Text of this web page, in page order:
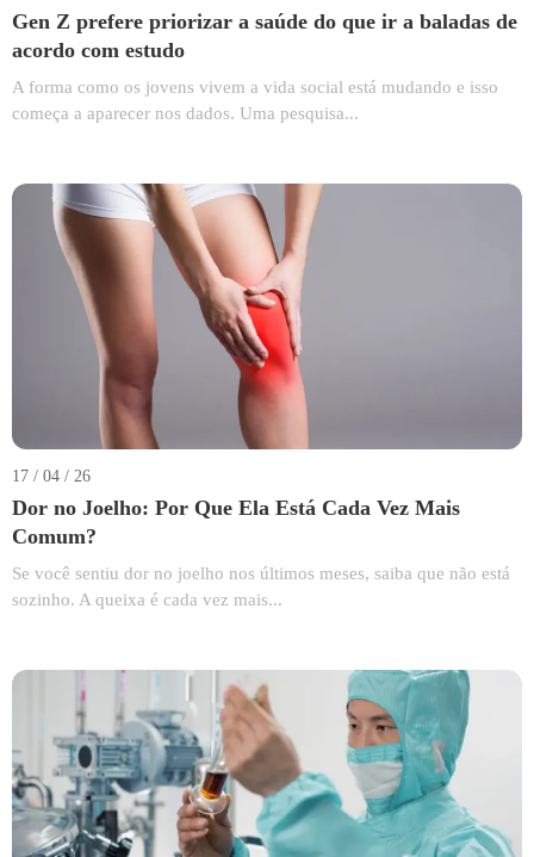
Gen Z prefere priorizar a saúde do que ir a baladas de
acordo com estudo
A forma como os jovens vivem a vida social está mudando e isso
começa a aparecer nos dados. Uma pesquisa...
17 / 04 / 26
Dor no Joelho: Por Que Ela Está Cada Vez Mais
Comum?
Se você sentiu dor no joelho nos últimos meses, saiba que não está
sozinho. A queixa é cada vez mais...